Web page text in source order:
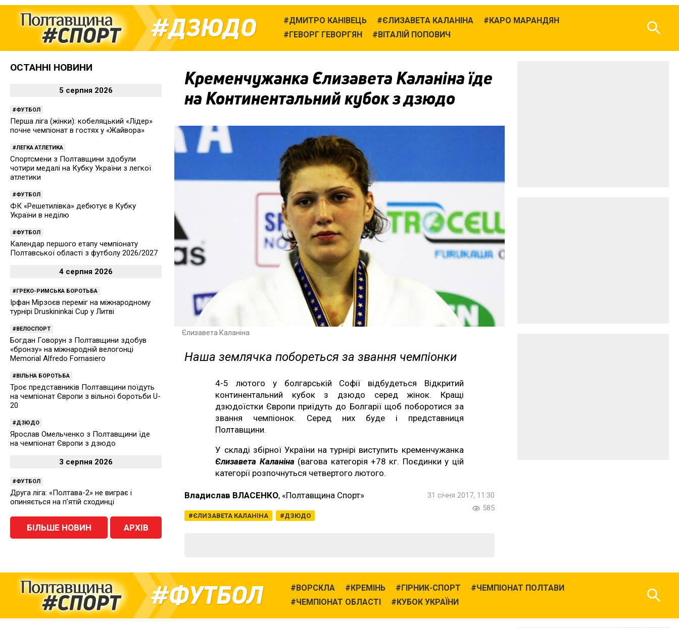
ДЗЮДО ДМИТРО КАНІВЕЦЬ ЄЛИЗАВЕТА КАЛАНІНА
КАРО МАРАНДЯН
ГЕВОРГ ГЕВОРГЯН
ВІТАЛІЙ ПОПОВИЧ
Кременчужанка Єлизавета Каланіна їде
на Континентальний кубок з дзюдо
Єлизавета Каланіна
Наша землячка побореться за звання чемпіонки
4-5 лютого у болгарській Софії відбудеться Відкритий
континентальний кубок з дзюдо серед жінок. Кращі
дзюдоїстки Європи приїдуть до Болгарії щоб поборотися за
звання чемпіонок. Серед них буде і представниця
Полтавщини.
У складі збірної України на турнірі виступить кременчужанка
Єлизавета Каланіна (вагова категорія +78 кг. Поєдинки у цій
категорії розпочнуться четвертого лютого.
Владислав ВЛАСЕНКО, «Полтавщина Спорт»
ЄЛИЗАВЕТА КАЛАНІНА ДЗЮДО
31 січня 2017, 11:30
585
ОСТАННІ НОВИНИ
5 серпня 2026
ФУТБОЛ
Перша ліга (жінки): кобеляцький «Лідер»
почне чемпіонат в гостях у «Жайвора»
ЛЕГКА АТЛЕТИКА
Спортсмени з Полтавщини здобули
чотири медалі на Кубку України з легкої
атлетики
ФУТБОЛ
ФК «Решетилівка» дебютує в Кубку
України в неділю
ФУТБОЛ
Календар першого етапу чемпіонату
Полтавської області з футболу 2026/2027
4 серпня 2026
ГРЕКО-РИМСЬКА БОРОТЬБА
Ірфан Мірзоєв переміг на міжнародному
турнірі Druskininkai Cup у Литві
ВЕЛОСПОРТ
Богдан Говорун з Полтавщини здобув
«бронзу» на міжнародній велогонці
Memorial Alfredo Fornasiero
ВІЛЬНА БОРОТЬБА
Троє представників Полтавщини поїдуть
на чемпіонат Європи з вільної боротьби U-
20
ДЗЮДО
Ярослав Омельченко з Полтавщини їде
на чемпіонат Європи з дзюдо
3 серпня 2026
ФУТБОЛ
Друга ліга: «Полтава-2» не виграє і
опиняється на п’ятій сходинці
БІЛЬШЕ НОВИН АРХІВ
ФУТБОЛ ВОРСКЛА КРЕМІНЬ ГІРНИК-СПОРТ
ЧЕМПІОНАТ ПОЛТАВИ
ЧЕМПІОНАТ ОБЛАСТІ
КУБОК УКРАЇНИ